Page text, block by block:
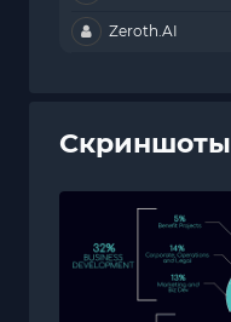
Zeroth.AI
Скриншоты